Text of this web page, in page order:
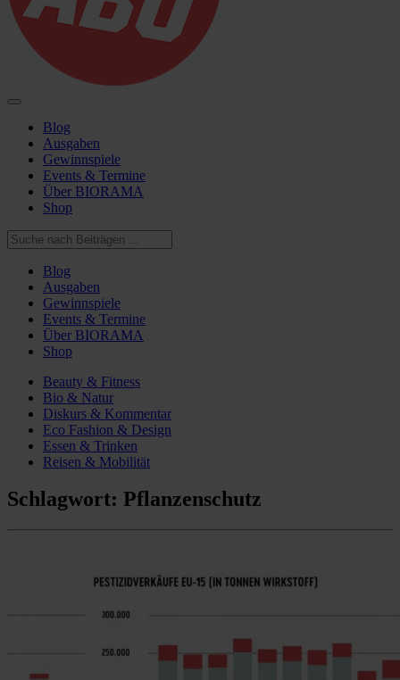
Blog
Ausgaben
Gewinnspiele
Events & Termine
Über BIORAMA
Shop
Blog
Ausgaben
Gewinnspiele
Events & Termine
Über BIORAMA
Shop
Beauty & Fitness
Bio & Natur
Diskurs & Kommentar
Eco Fashion & Design
Essen & Trinken
Reisen & Mobilität
Schlagwort: Pflanzenschutz